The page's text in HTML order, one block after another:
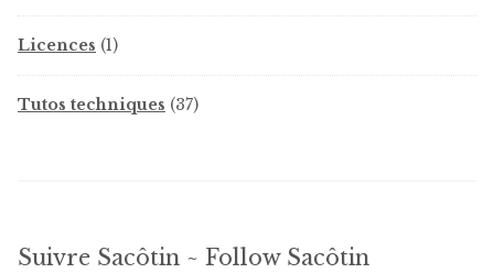
produits
Licences 11
produit
Tutos techniques
3737
Suivre Sacôtin ~ Follow Sacôtin